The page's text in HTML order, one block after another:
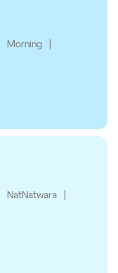
Morning |
NatNatwara |